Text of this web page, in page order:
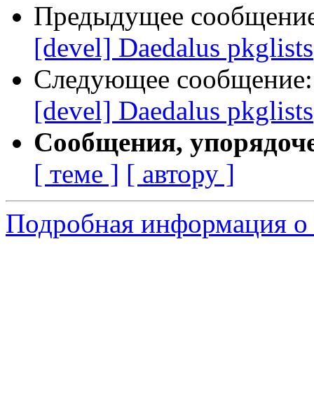
Предыдущее
[devel] Daedalus pkglists
Следующее
[devel] Daedalus pkglists
Сообщения,
[ теме ] [ автору ]
Подробная информация о